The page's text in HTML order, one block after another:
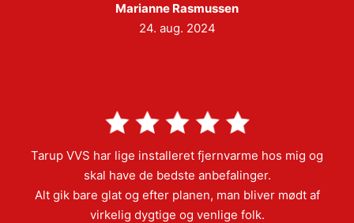
Marianne Rasmussen
24. aug. 2024
Tarup VVS har lige installeret fjernvarme hos mig og
skal have de bedste anbefalinger.
Alt gik bare glat og efter planen, man bliver mødt af
virkelig dygtige og venlige folk.